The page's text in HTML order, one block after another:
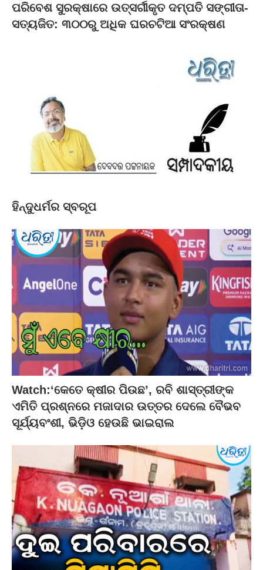
ପରିବେଶ ସୁରକ୍ଷାରେ ଉତ୍ସର୍ଗୀକୃତ ଦମ୍ପତି ସଙ୍ଗୀତା-
ସତ୍ୟଜିତ: ୩୦୦ରୁ ଅଧିକ ଘରଚଟିଆ ସଂରକ୍ଷଣ
ହିନ୍ଦୁଧର୍ମର ସ୍ବରୂପ
Watch:‘କେତେ କ୍ଷୀର ପିଉଛ’, ରବି ଶାସ୍ତ୍ରୀଙ୍କ
ଏମିତି ପ୍ରଶ୍ନରେ ମଜାଦାର ଉତ୍ତର ଦେଲେ ବୈଭବ
ସୂର୍ଯ୍ୟବଂଶୀ, ଭିଡ଼ିଓ ହେଉଛି ଭାଇରାଲ